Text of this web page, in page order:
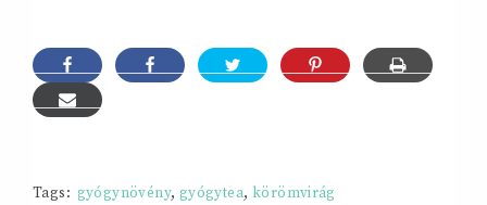
Tags: gyógynövény, gyógytea, körömvirág